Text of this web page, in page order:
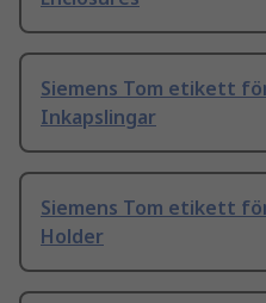
Siemens Tom etikett
Inkapslingar
Siemens Tom etikett
Holder